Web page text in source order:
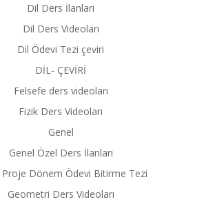
Dil Ders İlanları
Dil Ders Videoları
Dil Ödevi Tezi çeviri
DİL- ÇEVİRİ
Felsefe ders videoları
Fizik Ders Videoları
Genel
Genel Özel Ders İlanları
Proje Dönem Ödevi Bitirme Tezi
Geometri Ders Videoları